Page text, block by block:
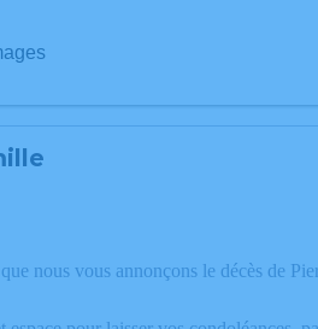
que nous vous annonçons le décès de